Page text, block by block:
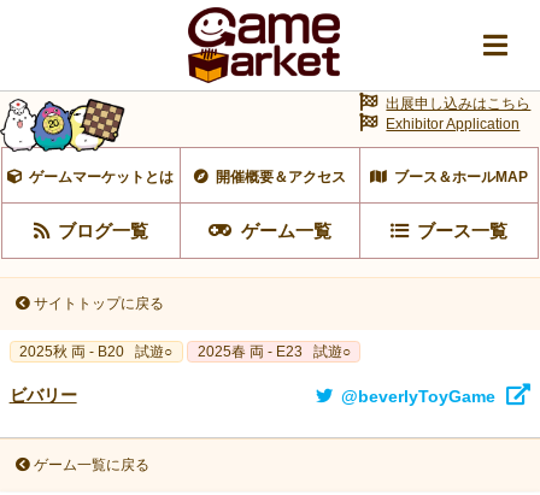
ゲームマーケットとは 開催概要＆アクセス ブース＆ホールMAP
ブログ一覧 ゲーム一覧 ブース一覧
出展申し込みはこちら
Exhibitor Application
サイトトップに戻る
2025秋 両 - B20 試遊○ 2025春 両 - E23 試遊○
ビバリー @beverlyToyGame
ゲーム一覧に戻る